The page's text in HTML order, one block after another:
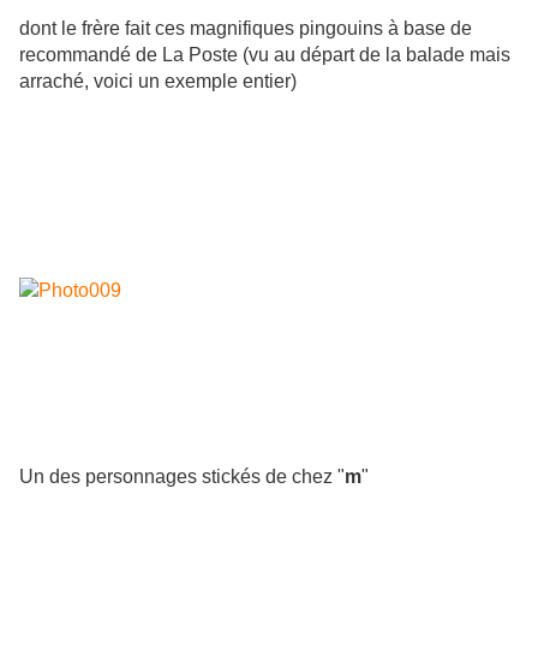
dont le frère fait ces magnifiques pingouins à base de
recommandé de La Poste (vu au départ de la balade mais
arraché, voici un exemple entier)
Un des personnages stickés de chez "m"